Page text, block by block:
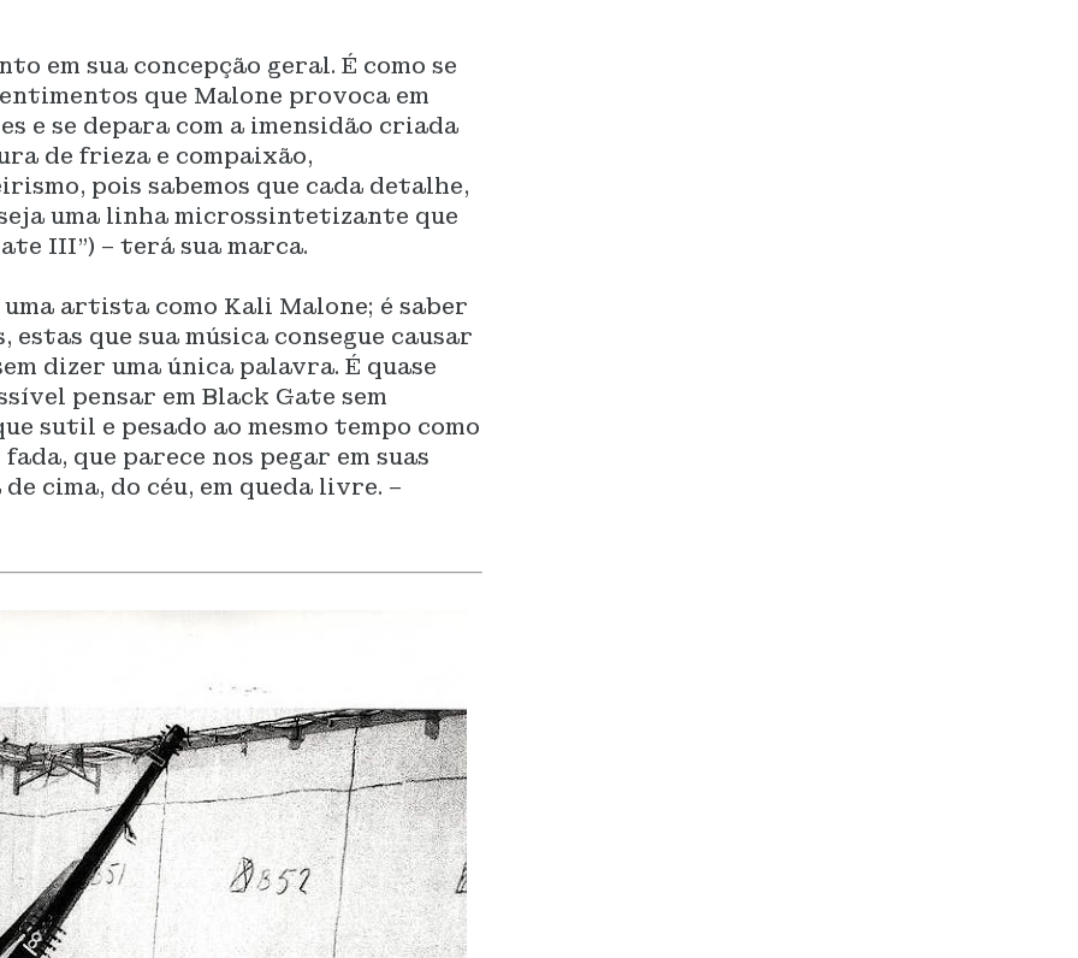
em sua concepção geral. É como se
que Malone provoca em
e se depara com a imensidão criada
de frieza e compaixão,
pois sabemos que cada detalhe,
uma linha microssintetizante que
III”) – terá sua marca.
artista como Kali Malone; é saber
estas que sua música consegue causar
dizer uma única palavra. É quase
pensar em Black Gate sem
sutil e pesado ao mesmo tempo como
que parece nos pegar em suas
cima, do céu, em queda livre. –